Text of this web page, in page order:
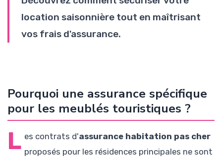
location saisonnière tout en maîtrisant
vos frais d'assurance.
Pourquoi une assurance spécifique
pour les meublés touristiques ?
L es contrats d'assurance habitation pas cher
proposés pour les résidences principales ne sont